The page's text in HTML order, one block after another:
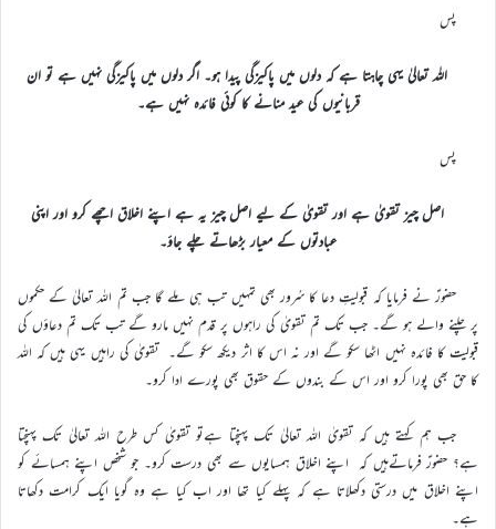
پس
اللہ تعالیٰ یہی چاہتا ہے کہ دلوں میں پاکیزگی پیدا ہو۔ اگر دلوں میں پاکیزگی نہیں ہے تو ان
قربانیوں کی عید منانے کا کوئی فائدہ نہیں ہے۔
پس
اصل چیز تقویٰ ہے اور تقویٰ کے لیے اصل چیز یہ ہے اپنے اخلاق اچھے کرو اور اپنی
عبادتوں کے معیار بڑھاتے چلے جاؤ۔
حضورؑ نے فرمایا کہ قبولیتِ دعا کا سُرور بھی تمہیں تب ہی ملے گا جب تم اللہ تعالیٰ کے حکموں
پر چلنے والے ہو گے۔ جب تک تم تقویٰ کی راہوں پر قدم نہیں مارو گے تب تک تم دعاؤں کی
قبولیت کا فائدہ نہیں اٹھا سکو گے اور نہ اس کا اثر دیکھ سکو گے۔ تقویٰ کی راہیں یہی ہیں کہ اللہ
کا حق بھی پورا کرو اور اس کے بندوں کے حقوق بھی پورے ادا کرو۔
جب ہم کہتے ہیں کہ تقویٰ اللہ تعالیٰ تک پہنچتا ہےتو تقویٰ کس طرح اللہ تعالیٰ تک پہنچتا
ہے؟ حضورؑ فرماتےہیں کہ اپنے اخلاق ہمسایوں سے بھی درست کرو۔ جو شخص اپنے ہمسائے کو
اپنے اخلاق میں درستی دکھلاتا ہے کہ پہلے کیا تھا اور اب کیا ہے وہ گویا ایک کرامت دکھاتا
ہے۔